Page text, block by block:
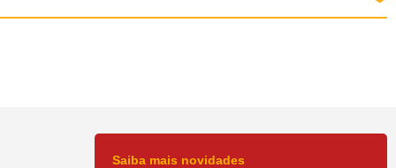
Não se recomenda o fracionamento do produto.
Saiba mais novidades